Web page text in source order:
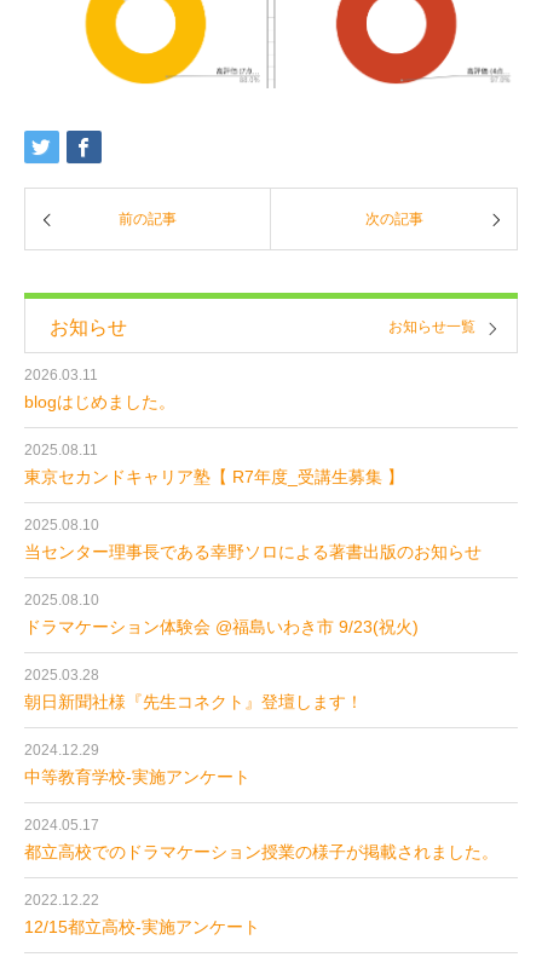
前の記事 次の記事
お知らせ
2026.03.11
blogはじめました。
2025.08.11
東京セカンドキャリア塾【 R7年度_受講生募集 】
2025.08.10
当センター理事長である幸野ソロによる著書出版のお知らせ
2025.08.10
ドラマケーション体験会 @福島いわき市 9/23(祝火)
2025.03.28
朝日新聞社様『先生コネクト』登壇します！
2024.12.29
中等教育学校-実施アンケート
2024.05.17
都立高校でのドラマケーション授業の様子が掲載されました。
2022.12.22
12/15都立高校-実施アンケート
お知らせ一覧